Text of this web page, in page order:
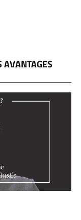
AVANTAGES